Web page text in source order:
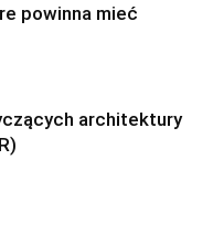
powinna mieć
architektury